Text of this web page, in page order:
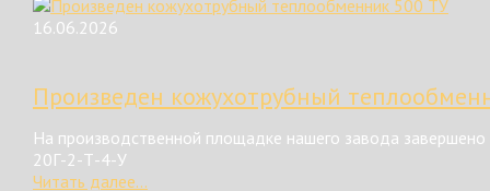
16.06.2026
Произведен кожухотрубный
На производственной площадке нашего завода
20Г-2-Т-4-У
Читать далее...